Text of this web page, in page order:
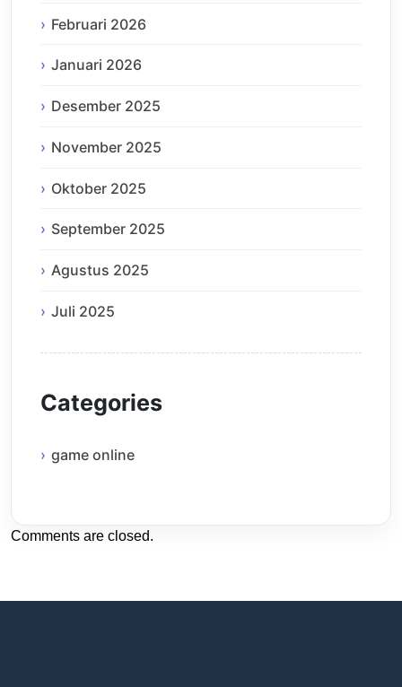
Februari 2026
Januari 2026
Desember 2025
November 2025
Oktober 2025
September 2025
Agustus 2025
Juli 2025
Categories
game online
Comments are closed.